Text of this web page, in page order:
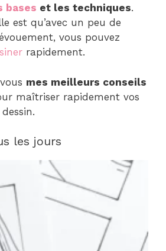
bases et les techniques.
est qu’avec un peu de
vous pouvez
rapidement.
mes meilleurs conseils
maîtriser rapidement vos
les jours